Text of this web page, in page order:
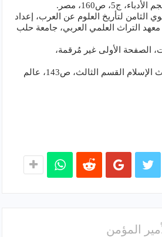
الثامن لتأريخ العلوم عن العرب، إعداد
عزّت عُمر، ص75، معهد التراث العلمي العربي، جامعة حلب
الصفحة الأولى غير مُرقمة،
(18) شاخت وآخرون، تُراث الإسلام القسم الثالث، ص143، عالم
المؤمن